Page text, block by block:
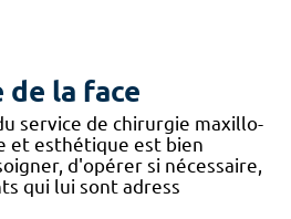
la face
service de chirurgie maxillo-
et esthétique est bien
d'opérer si nécessaire,
qui lui sont adress